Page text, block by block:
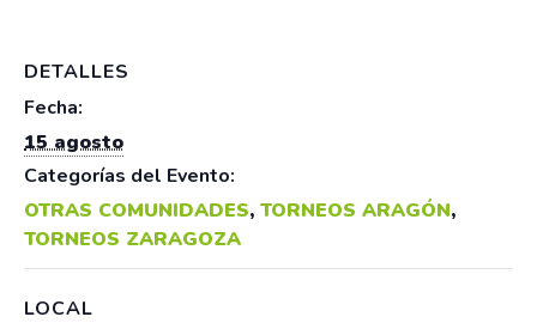
DETALLES
Fecha:
15 agosto
Categorías del Evento:
OTRAS COMUNIDADES, TORNEOS ARAGÓN,
TORNEOS ZARAGOZA
LOCAL